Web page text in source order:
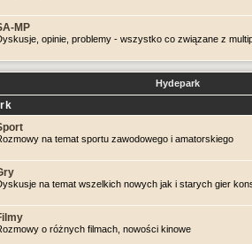
MP
opinie, problemy - wszystko co związane z
Hydepark
na temat sportu zawodowego i amatorskiego
na temat wszelkich nowych jak i starych gier
o różnych filmach, nowości kinowe